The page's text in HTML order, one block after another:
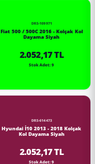
DRS-109971
Fiat 500 / 500C 2016 - Kolçak Kol
Dayama Siyah
2.052,17 TL
Stok Adet: 9
DRS-614473
Hyundai İ10 2013 - 2018 Kolçak
Kol Dayama Siyah
2.052,17 TL
Stok Adet: 9